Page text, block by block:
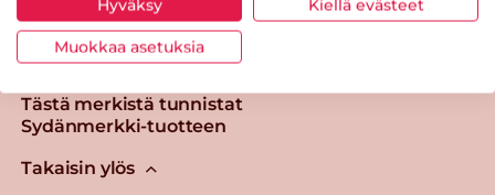
Tästä merkistä tunnistat
Sydänmerkki-tuotteen
Takaisin ylös
Hyväksy Kiellä evästeet
Muokkaa asetuksia